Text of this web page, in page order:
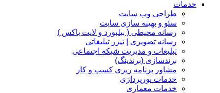
خدمات
طراحی وب سایت
سئو و بهینه سازی سایت
رسانه محیطی ( بیلبورد و لایت باکس )
رسانه تصویری | تیزر تبلیغاتی
تبلیغات و مدیریت شبکه اجتماعی
برندسازی (برندینگ)‌
مشاور برنامه ریزی کسب و کار
خدمات نورپردازی
خدمات معماری